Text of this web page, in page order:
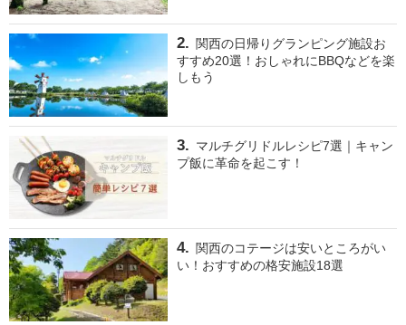
関西の日帰りグランピング施設お
すすめ20選！おしゃれにBBQなどを楽
しもう
マルチグリドルレシピ7選｜キャン
プ飯に革命を起こす！
関西のコテージは安いところがい
い！おすすめの格安施設18選